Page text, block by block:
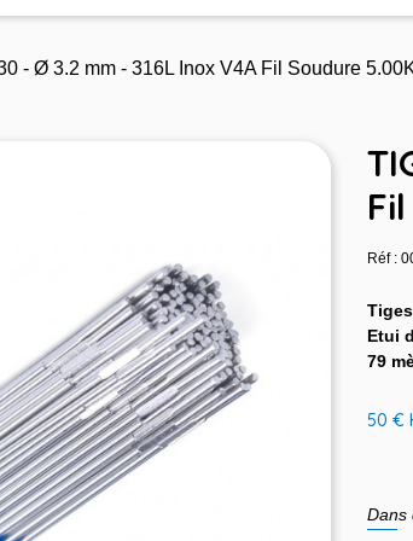
- Ø 3.2 mm - 316L Inox V4A Fil Soudure
Réf :
Etui
79
50 €
Dans